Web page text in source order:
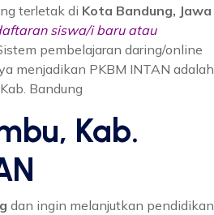
terletak di Kota Bandung, Jawa
siswa/i baru atau
pembelajaran daring/online
menjadikan PKBM INTAN adalah
Bandung
Kab.
dan ingin melanjutkan pendidikan